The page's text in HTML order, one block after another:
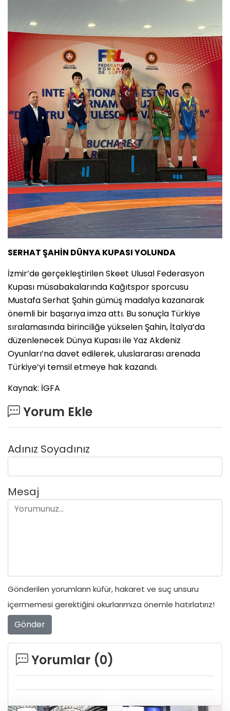
SERHAT ŞAHİN DÜNYA KUPASI YOLUNDA
İzmir’de gerçekleştirilen Skeet Ulusal Federasyon
Kupası müsabakalarında Kağıtspor sporcusu
Mustafa Serhat Şahin gümüş madalya kazanarak
önemli bir başarıya imza attı. Bu sonuçla Türkiye
sıralamasında birinciliğe yükselen Şahin, İtalya’da
düzenlenecek Dünya Kupası ile Yaz Akdeniz
Oyunları’na davet edilerek, uluslararası arenada
Türkiye’yi temsil etmeye hak kazandı.
Kaynak: İGFA
Yorum Ekle
Adınız Soyadınız
Mesaj
Gönderilen yorumların küfür, hakaret ve suç unsuru
içermemesi gerektiğini okurlarımıza önemle hatırlatırız!
Gönder
Yorumlar (0)